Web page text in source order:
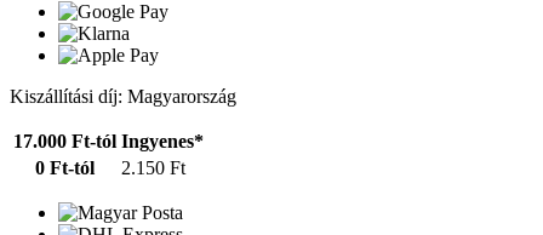
Kiszállítási díj: Magyarország
17.000 Ft-tól Ingyenes*
0 Ft-tól
2.150 Ft